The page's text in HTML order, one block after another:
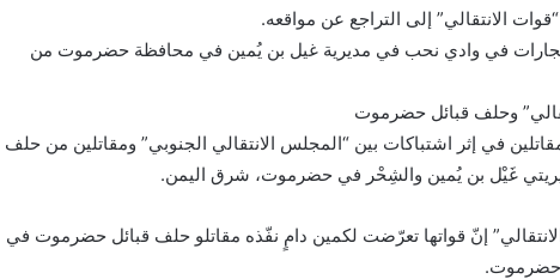
الانتقالي” إلى التراجع عن مواقعه.
في وادي نحب في مديرية غيل بن يُمين في محافظة حضرموت من
وحلف قبائل حضرموت
في إثر اشتباكات بين “المجلس الانتقالي الجنوبي” ومقاتلين من حلف
غَيْل بن يُمين والشِحْر في حضرموت، شرق اليمن.
إنّ قواتها تعرّضت لكمين دامٍ نفّذه مقاتلو حلف قبائل حضرموت في
حضرموت.